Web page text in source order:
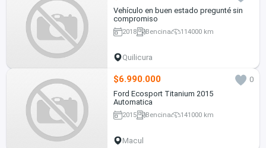
Vehículo en buen estado pregunté sin
compromiso
2018 Bencina 114000 km
Quilicura
$6.990.000
0
Ford Ecosport Titanium 2015
Automatica
2015 Bencina 141000 km
Macul